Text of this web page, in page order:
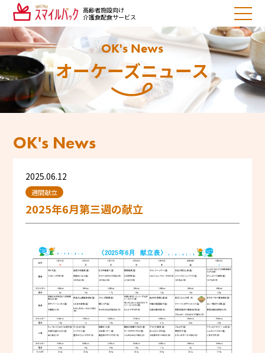
高齢者施設向け
介護食配食サービス
OK's News
オーケーズニュース
OK's News
2025.06.12
週間献立
2025年6月第三週の献立